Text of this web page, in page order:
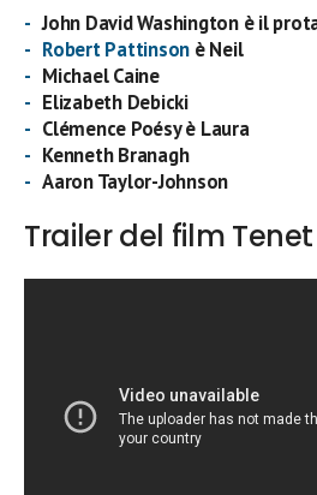
John David Washington è il
Robert Pattinson è Neil
Michael Caine
Elizabeth Debicki
Clémence Poésy è Laura
Kenneth Branagh
Aaron Taylor-Johnson
Trailer del film Tenet